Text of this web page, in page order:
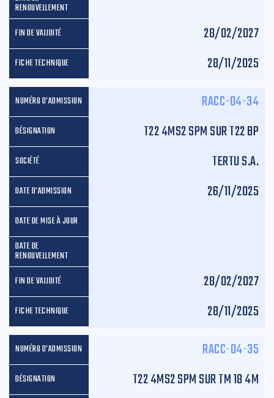
28/02/2027
28/11/2025
RACC-04-34
T22 4MS2 SPM SUR T22 BP
TERTU S.A.
26/11/2025
28/02/2027
28/11/2025
RACC-04-35
T22 4MS2 SPM SUR TM 18 4M